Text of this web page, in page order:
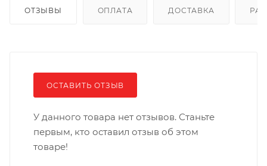
ОТЗЫВЫ ОПЛАТА ДОСТАВКА
ОСТАВИТЬ ОТЗЫВ
У данного товара нет отзывов. Станьте
первым, кто оставил отзыв об этом
товаре!